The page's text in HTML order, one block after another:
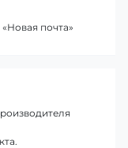
почта»